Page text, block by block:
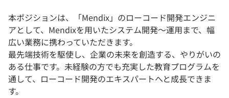
本ポジションは、「Mendix」のローコード開発エンジニ
アとして、Mendixを用いたシステム開発～運用まで、幅
広い業務に携わっていただきます。
最先端技術を駆使し、企業の未来を創造する、やりがいの
ある仕事です。未経験の方でも充実した教育プログラムを
通して、ローコード開発のエキスパートへと成長できま
す。